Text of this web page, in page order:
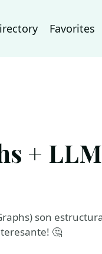
Favorites
+
son
🤔